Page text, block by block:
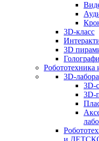
3D-класс
3D
3D-
3D-
3D-